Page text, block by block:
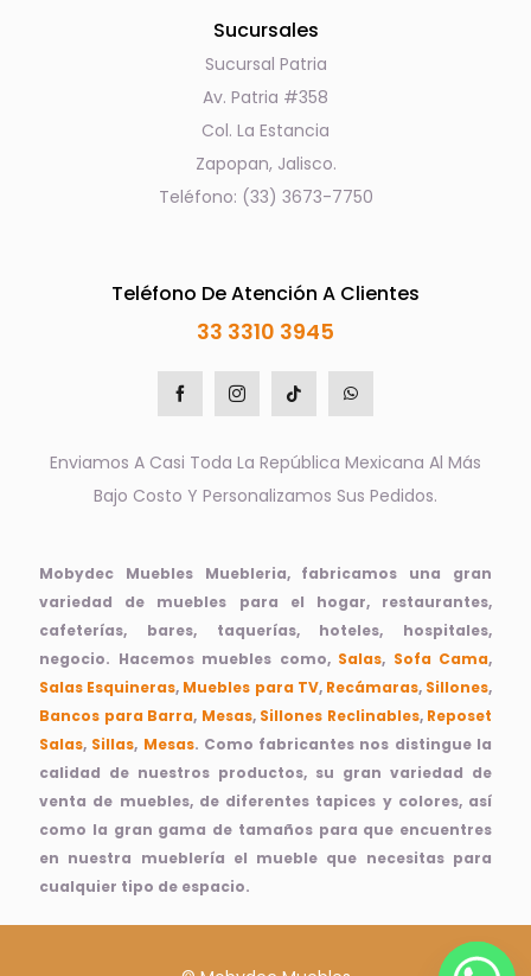
Sucursales
Sucursal Patria
Av. Patria #358
Col. La Estancia
Zapopan, Jalisco.
Teléfono: (33) 3673-7750
Teléfono De Atención A Clientes
33 3310 3945
Enviamos A Casi Toda La República Mexicana Al Más
Bajo Costo Y Personalizamos Sus Pedidos.
Mobydec Muebles Muebleria, fabricamos una gran
variedad de muebles para el hogar, restaurantes,
cafeterías, bares, taquerías, hoteles, hospitales,
negocio. Hacemos muebles como, Salas, Sofa Cama,
Salas Esquineras, Muebles para TV, Recámaras, Sillones,
Bancos para Barra, Mesas, Sillones Reclinables, Reposet
Salas, Sillas, Mesas. Como fabricantes nos distingue la
calidad de nuestros productos, su gran variedad de
venta de muebles, de diferentes tapices y colores, así
como la gran gama de tamaños para que encuentres
en nuestra mueblería el mueble que necesitas para
cualquier tipo de espacio.